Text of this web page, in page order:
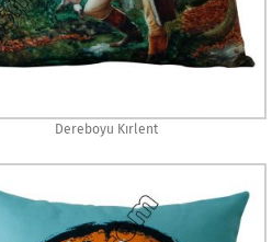
Dereboyu Kırlent